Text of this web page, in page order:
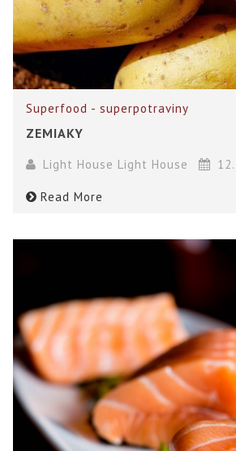
Superfood - superpotraviny
ZEMIAKY
Light House Light House
Read More